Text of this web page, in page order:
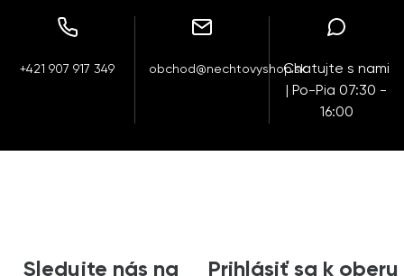
+421 907 917 349 obchod@nechtovyshop.skChatujte s nami
| Po-Pia 07:30 -
16:00
Sledujte nás na
Prihlásiť sa k oberu